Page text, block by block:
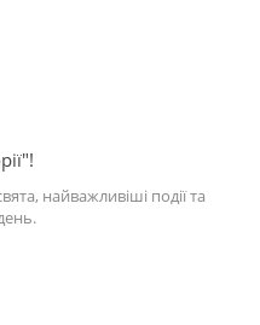
найважливіші події та